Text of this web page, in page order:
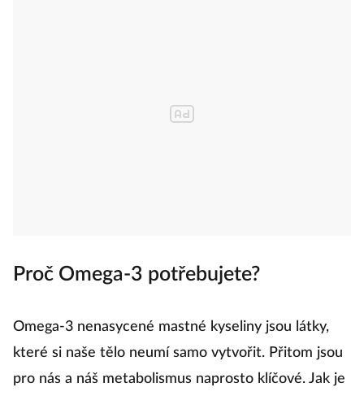
Proč Omega-3 potřebujete?
Omega-3 nenasycené mastné kyseliny jsou látky,
které si naše tělo neumí samo vytvořit. Přitom jsou
pro nás a náš metabolismus naprosto klíčové. Jak je